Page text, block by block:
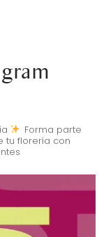
Forma parte
tu florería con